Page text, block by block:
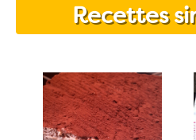
Recettes